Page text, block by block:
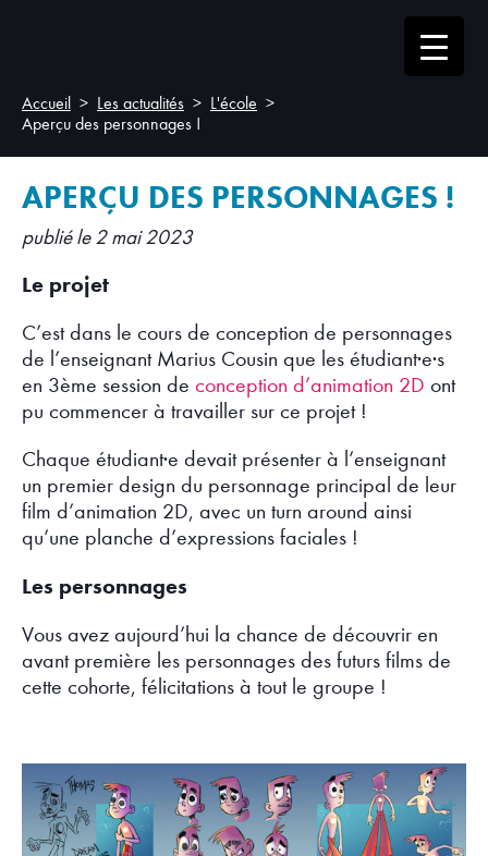
Accueil Les actualités
L'école
Aperçu des personnages !
APERÇU DES PERSONNAGES !
publié le 2 mai 2023
Le projet
C’est dans le cours de conception de personnages
de l’enseignant Marius Cousin que les étudiant·e·s
en 3ème session de conception d’animation 2D ont
pu commencer à travailler sur ce projet !
Chaque étudiant·e devait présenter à l’enseignant
un premier design du personnage principal de leur
film d’animation 2D, avec un turn around ainsi
qu’une planche d’expressions faciales !
Les personnages
Vous avez aujourd’hui la chance de découvrir en
avant première les personnages des futurs films de
cette cohorte, félicitations à tout le groupe !